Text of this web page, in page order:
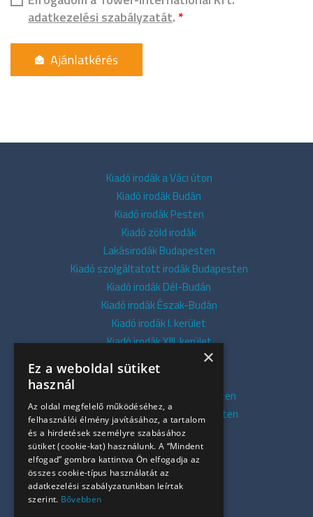
adatkezelési szabályzatát. *
Kiadó irodák a Váci úton
Kiadó irodák Budán
Kiadó irodák Pesten
Kiadó zöld irodák
Lakásirodák Budapesten
Kiadó szolgáltatott irodák Budapesten
Kiadó irodák Dél-Budán
Kiadó irodák Észak-Budán
Kiadó irodák I. kerület
Kiadó irodák XIII. kerület
Kiadó irodák V. kerület
Kiadó irodák XI. kerület
Kiadó belvárosi irodák Budapesten
Kiadó presztízs irodák Budapesten
Kiadó azonnali irodák
Összes iroda
Szolgáltatásaink
Referenciák
×
Ez a weboldal sütiket
használ
Az oldal megfelelő működéséhez, a
felhasználói élmény javításához, a tartalom
és a hirdetések személyre szabásához
sütiket (cookie-kat) használunk. A “Mindent
elfogad” gombra kattintva Ön elfogadja az
összes cookie-típus használatát az
adatkezelési szabályzatunkban leírtak
szerint. Bővebben